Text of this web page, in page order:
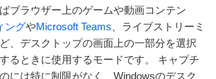
ブラウザー上のゲームや動画コンテン
ングやMicrosoft Teams 、ライブストリーミ
、デスクトップの画面上の一部分を選択
るときに使用するモードです。 キャプチ
には特に制限がなく、Windowsのデスク